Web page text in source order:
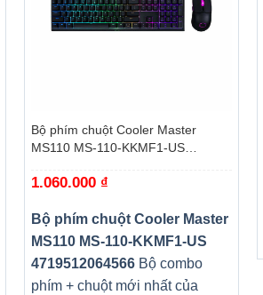
Bộ phím chuột Cooler Master
MS110 MS-110-KKMF1-US
1.060.000 ₫
Bộ phím chuột Cooler Master
MS110 MS-110-KKMF1-US
4719512064566Bộ combo
phím + chuột mới nhất của